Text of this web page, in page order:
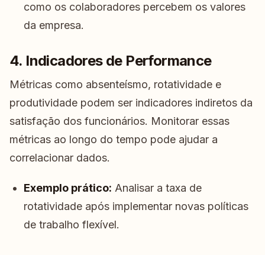
como os colaboradores percebem os valores
da empresa.
4. Indicadores de Performance
Métricas como absenteísmo, rotatividade e
produtividade podem ser indicadores indiretos da
satisfação dos funcionários. Monitorar essas
métricas ao longo do tempo pode ajudar a
correlacionar dados.
Exemplo prático: Analisar a taxa de
rotatividade após implementar novas políticas
de trabalho flexível.